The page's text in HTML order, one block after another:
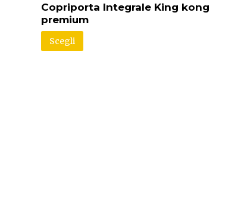
Copriporta Integrale King kong
premium
Scegli